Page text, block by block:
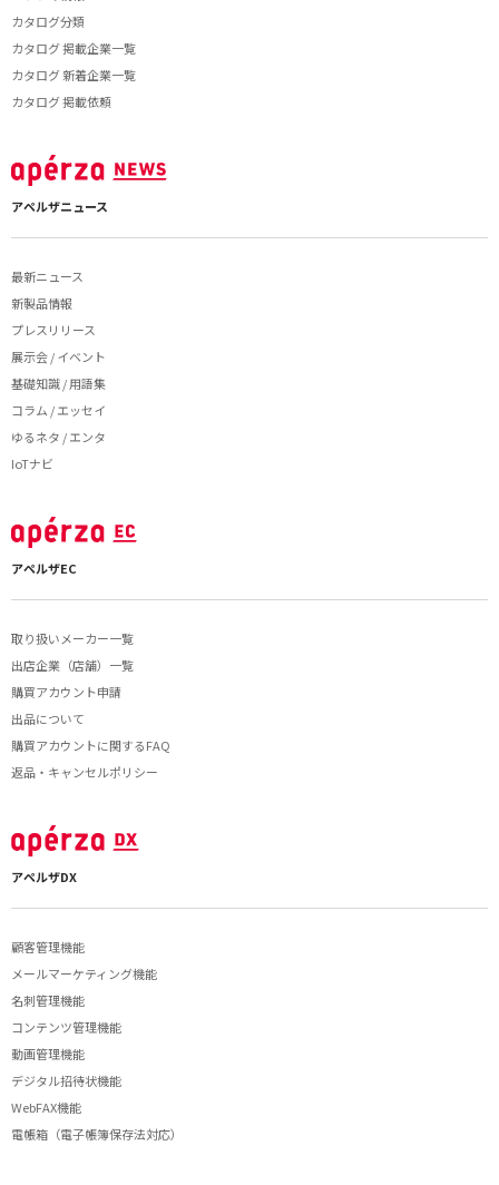
カタログ分類
カタログ 掲載企業一覧
カタログ 新着企業一覧
カタログ 掲載依頼
アペルザニュース
最新ニュース
新製品情報
プレスリリース
展示会 / イベント
基礎知識 / 用語集
コラム / エッセイ
ゆるネタ / エンタ
IoTナビ
アペルザEC
取り扱いメーカー一覧
出店企業（店舗）一覧
購買アカウント申請
出品について
購買アカウントに関するFAQ
返品・キャンセルポリシー
アペルザDX
顧客管理機能
メールマーケティング機能
名刺管理機能
コンテンツ管理機能
動画管理機能
デジタル招待状機能
WebFAX機能
電帳箱（電子帳簿保存法対応）